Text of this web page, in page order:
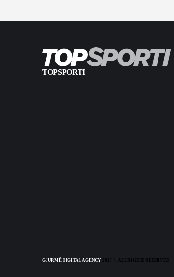
TOPSPORTI
GJURMË DIGITAL AGENCY 2025 | ALL RIGHTS RESERVED